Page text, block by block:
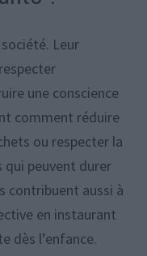
Leur
une conscience
comment réduire
ou respecter la
peuvent durer
contribuent aussi à
en instaurant
dès l’enfance.